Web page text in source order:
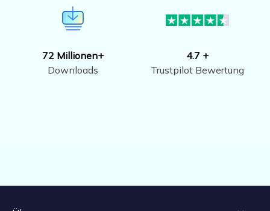
72 Millionen+
Downloads
4.7 +
Trustpilot Bewertung